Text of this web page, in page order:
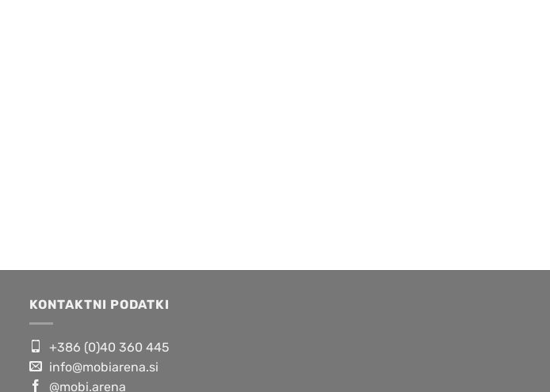
KONTAKTNI PODATKI
+386 (0)40 360 445
info@mobiarena.si
@mobi.arena